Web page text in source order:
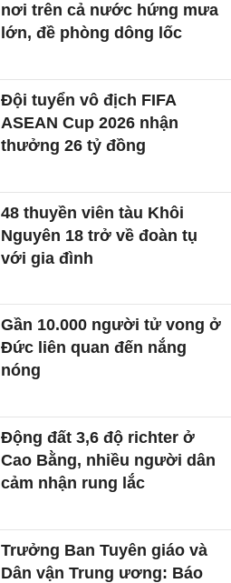
nơi trên cả nước hứng mưa
lớn, đề phòng dông lốc
Đội tuyển vô địch FIFA
ASEAN Cup 2026 nhận
thưởng 26 tỷ đồng
48 thuyền viên tàu Khôi
Nguyên 18 trở về đoàn tụ
với gia đình
Gần 10.000 người tử vong ở
Đức liên quan đến nắng
nóng
Động đất 3,6 độ richter ở
Cao Bằng, nhiều người dân
cảm nhận rung lắc
Trưởng Ban Tuyên giáo và
Dân vận Trung ương: Báo